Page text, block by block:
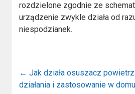
rozdzielone zgodnie ze
urządzenie zwykle działa od
niespodzianek.
← Jak działa osuszacz
działania i zastosowanie w domu